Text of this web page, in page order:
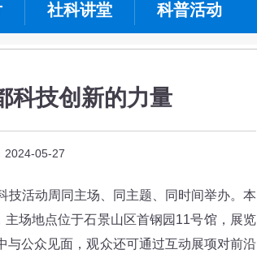
社科讲堂 科普活动
科技创新的力量
05-27
活动周同主场、同主题、同时间举办。本
主场地点位于石景山区首钢园11号馆，展览
与公众见面，观众还可通过互动展项对前沿